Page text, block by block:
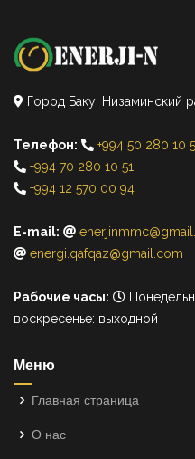
Город Баку, Низаминский
Телефон:
+994 50 280 10
+994 70 280 10 51
+994 12 570 00 94
E-mail:
energi.qafqaz@gmail.com
Рабочие часы:
воскресенье: выходной
Меню
Главная страница
О нас